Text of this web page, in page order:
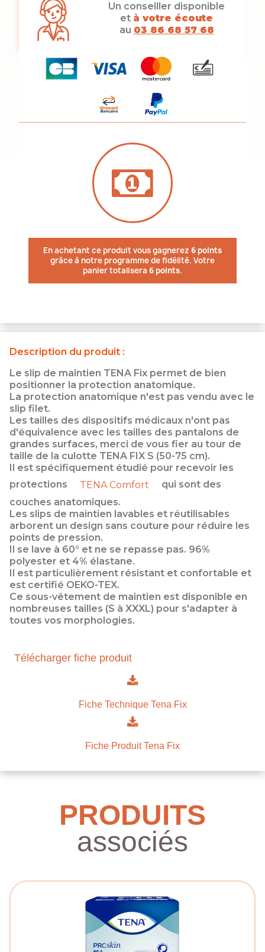
Un conseiller disponible
et à votre écoute
au 03 86 68 57 68
En achetant ce produit vous gagnerez 6 points
grâce à notre programme de fidélité. Votre
panier totalisera 6 points.
Description du produit :
Le slip de maintien TENA Fix permet de bien
positionner la protection anatomique.
La protection anatomique n'est pas vendu avec le
slip filet.
Les tailles des dispositifs médicaux n'ont pas
d'équivalence avec les tailles des pantalons de
grandes surfaces, merci de vous fier au tour de
taille de la culotte TENA FIX S (50-75 cm).
Il est spécifiquement étudié pour recevoir les
protections
TENA Comfort
qui sont des
couches anatomiques.
Les slips de maintien lavables et réutilisables
arborent un design sans couture pour réduire les
points de pression.
Il se lave à 60° et ne se repasse pas. 96%
polyester et 4% élastane.
Il est particulièrement résistant et confortable et
est certifié OEKO-TEX.
Ce sous-vêtement de maintien est disponible en
nombreuses tailles (S à XXXL) pour s'adapter à
toutes vos morphologies.
Télécharger fiche produit
Fiche Technique Tena Fix
Fiche Produit Tena Fix
PRODUITS
associés